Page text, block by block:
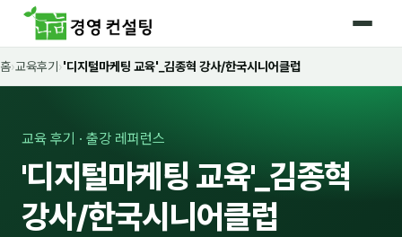
홈
🤖 AI · IT 교육
📈 마케팅 · 영업
홈›교육후기 ›'디지털마케팅 교육'_김종혁 강사/한국시니어클럽
교육 후기 · 출강 레퍼런스
'디지털마케팅 교육'_김종혁
강사/한국시니어클럽